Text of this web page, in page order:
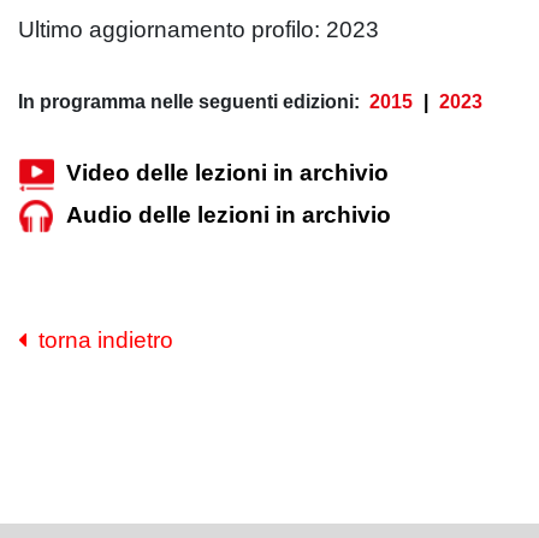
Ultimo aggiornamento profilo: 2023
In programma nelle seguenti edizioni: 2015 2023
Video delle lezioni in archivio
Audio delle lezioni in archivio
torna indietro